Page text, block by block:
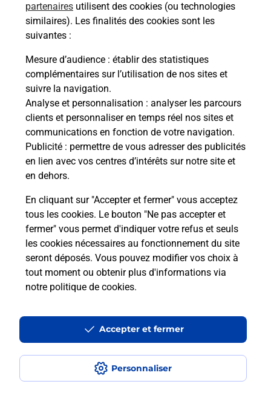
partenaires utilisent des cookies (ou technologies
similaires). Les finalités des cookies sont les
suivantes :
Mesure d’audience : établir des statistiques
complémentaires sur l’utilisation de nos sites et
suivre la navigation.
Analyse et personnalisation : analyser les parcours
clients et personnaliser en temps réel nos sites et
communications en fonction de votre navigation.
Publicité : permettre de vous adresser des publicités
en lien avec vos centres d’intérêts sur notre site et
en dehors.
En cliquant sur "Accepter et fermer" vous acceptez
tous les cookies. Le bouton "Ne pas accepter et
fermer" vous permet d'indiquer votre refus et seuls
les cookies nécessaires au fonctionnement du site
seront déposés. Vous pouvez modifier vos choix à
tout moment ou obtenir plus d'informations via
notre politique de cookies.
Personnaliser
Accepter et fermer
Comment demander une
modification de livraison ?
Comment La Poste participe-t-elle
à votre sécurité au quotidien ?
Puis-je passer mon code de la route
avec La Poste et sous quelles
conditions ?
Localiser Liste Haute-Loire SOLIGNAC SUR LOIRE
Accessibilité : partiellement conforme
Conditions contractuelles
Mentions légales